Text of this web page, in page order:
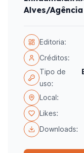
Alves/
Editoria:
Créditos:
Tipo de
uso:
Local:
Likes:
Downloads: